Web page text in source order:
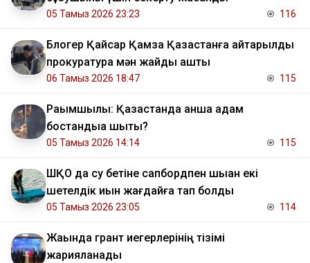
05 Тамыз 2026 23:23 116
Блогер Қайсар Қамза Қазақстанға қайтарылды
прокуратура мән жайды ашты
06 Тамыз 2026 18:47 115
Рақымшылық: Қазақстанда қанша адам
бостандыққа шықты?
05 Тамыз 2026 14:14 115
ШҚО да су бетіне сапбордпен шыққан екі
шетелдік қиын жағдайға тап болды
05 Тамыз 2026 23:05 114
Жақында грант иегерлерінің тізімі
жарияланады